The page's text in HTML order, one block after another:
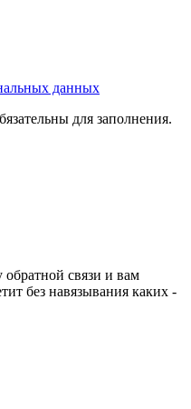
данных
для заполнения.
обратной связи и вам
без навязывания каких -